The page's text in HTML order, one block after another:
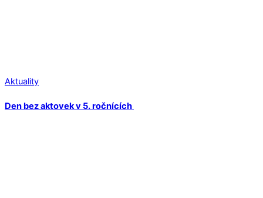
Aktuality
Den bez aktovek v 5. ročnících